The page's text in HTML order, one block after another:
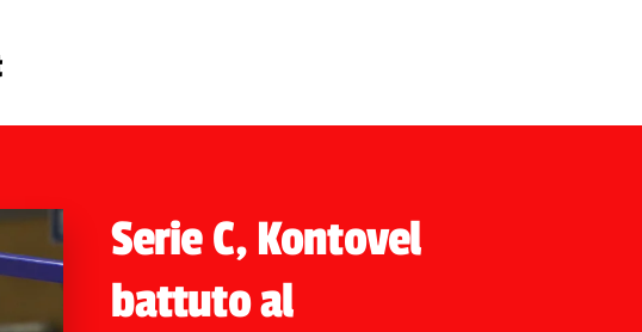
Serie C, Kontovel
battuto al